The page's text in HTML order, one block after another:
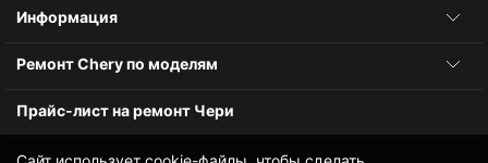
Информация
Ремонт Chery по моделям
Прайс-лист на ремонт Чери